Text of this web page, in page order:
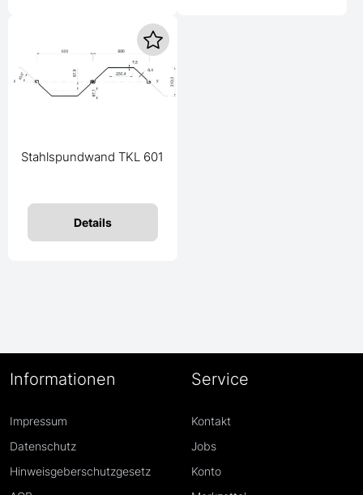
Stahlspundwand TKL 601
Details
Informationen
Impressum
Datenschutz
Hinweisgeberschutzgesetz
Service
Kontakt
Jobs
Konto